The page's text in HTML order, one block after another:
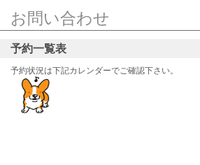
お問い合わせ
予約一覧表
予約状況は下記カレンダーでご確認下さい。